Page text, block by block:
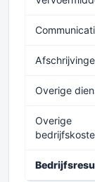
Overige
Overige